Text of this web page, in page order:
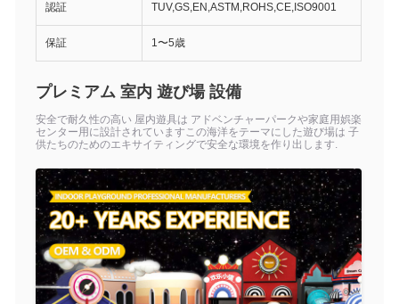
認証 TUV,GS,EN,ASTM,ROHS,CE,ISO9001
保証 1〜5歳
プレミアム 室内 遊び場 設備
安全で耐久性の高い 屋内遊具は アドベンチャーパークや家庭用娯楽
センター用に設計されていますこの海洋をテーマにした遊び場は 子
供たちのためのエキサイティングで安全な環境を作り出します.